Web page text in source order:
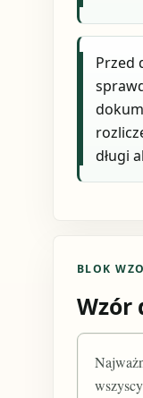
Przed
długi
BLOK
Wzór